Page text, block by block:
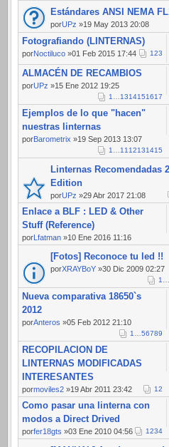
Estándares ANSI NEMA
porUPz »19 May 2013 20:08
Fotografiando (LINTERNAS)
porNoctiluco »01 Feb 2015 17:44 123
ALMACÉN DE RECAMBIOS
porUPz »15 Ene 2012 19:25
1 1314151617
Ejemplos de lo que "hacen"
nuestras linternas
porBarometrix »19 Sep 2013 13:07
1 11 12131415
Linternas Recomendadas
Edition
porUPz »29 Abr 2017 21:08
Enlace a BLF : LED & Other
Stuff (Reference)
porLfatman »10 Ene 2016 11:16
[Fotos] Reconoce tu led !!
porXRAYBoY »30 Dic 2009 02:27
1
Nueva comparativa 18650`s
2012
porAnteros »05 Feb 2012 21:10
1 56789
RECOPILACION DE
LINTERNAS MODIFICADAS
INTERESANTES
pormoviles2 »19 Abr 2011 23:42 12
Como pasar una linterna con
modos a Direct Drived
porfer18gts »03 Ene 2010 04:56 1234